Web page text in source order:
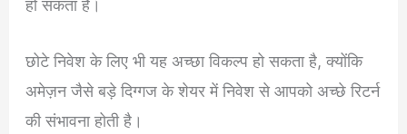
हो सकता है।
छोटे निवेश के लिए भी यह अच्छा विकल्प हो सकता है, क्योंकि
अमेज़न जैसे बड़े दिग्गज के शेयर में निवेश से आपको अच्छे रिटर्न
की संभावना होती है।